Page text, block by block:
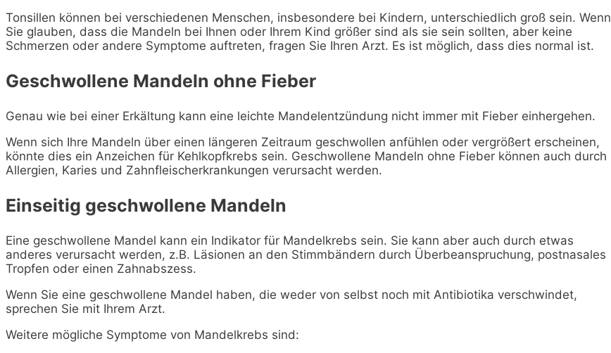
Tonsillen können bei verschiedenen Menschen, insbesondere bei Kindern, unterschiedlich groß sein. Wenn
Sie glauben, dass die Mandeln bei Ihnen oder Ihrem Kind größer sind als sie sein sollten, aber keine
Schmerzen oder andere Symptome auftreten, fragen Sie Ihren Arzt. Es ist möglich, dass dies normal ist.
Geschwollene Mandeln ohne Fieber
Genau wie bei einer Erkältung kann eine leichte Mandelentzündung nicht immer mit Fieber einhergehen.
Wenn sich Ihre Mandeln über einen längeren Zeitraum geschwollen anfühlen oder vergrößert erscheinen,
könnte dies ein Anzeichen für Kehlkopfkrebs sein. Geschwollene Mandeln ohne Fieber können auch durch
Allergien, Karies und Zahnfleischerkrankungen verursacht werden.
Einseitig geschwollene Mandeln
Eine geschwollene Mandel kann ein Indikator für Mandelkrebs sein. Sie kann aber auch durch etwas
anderes verursacht werden, z.B. Läsionen an den Stimmbändern durch Überbeanspruchung, postnasales
Tropfen oder einen Zahnabszess.
Wenn Sie eine geschwollene Mandel haben, die weder von selbst noch mit Antibiotika verschwindet,
sprechen Sie mit Ihrem Arzt.
Weitere mögliche Symptome von Mandelkrebs sind: